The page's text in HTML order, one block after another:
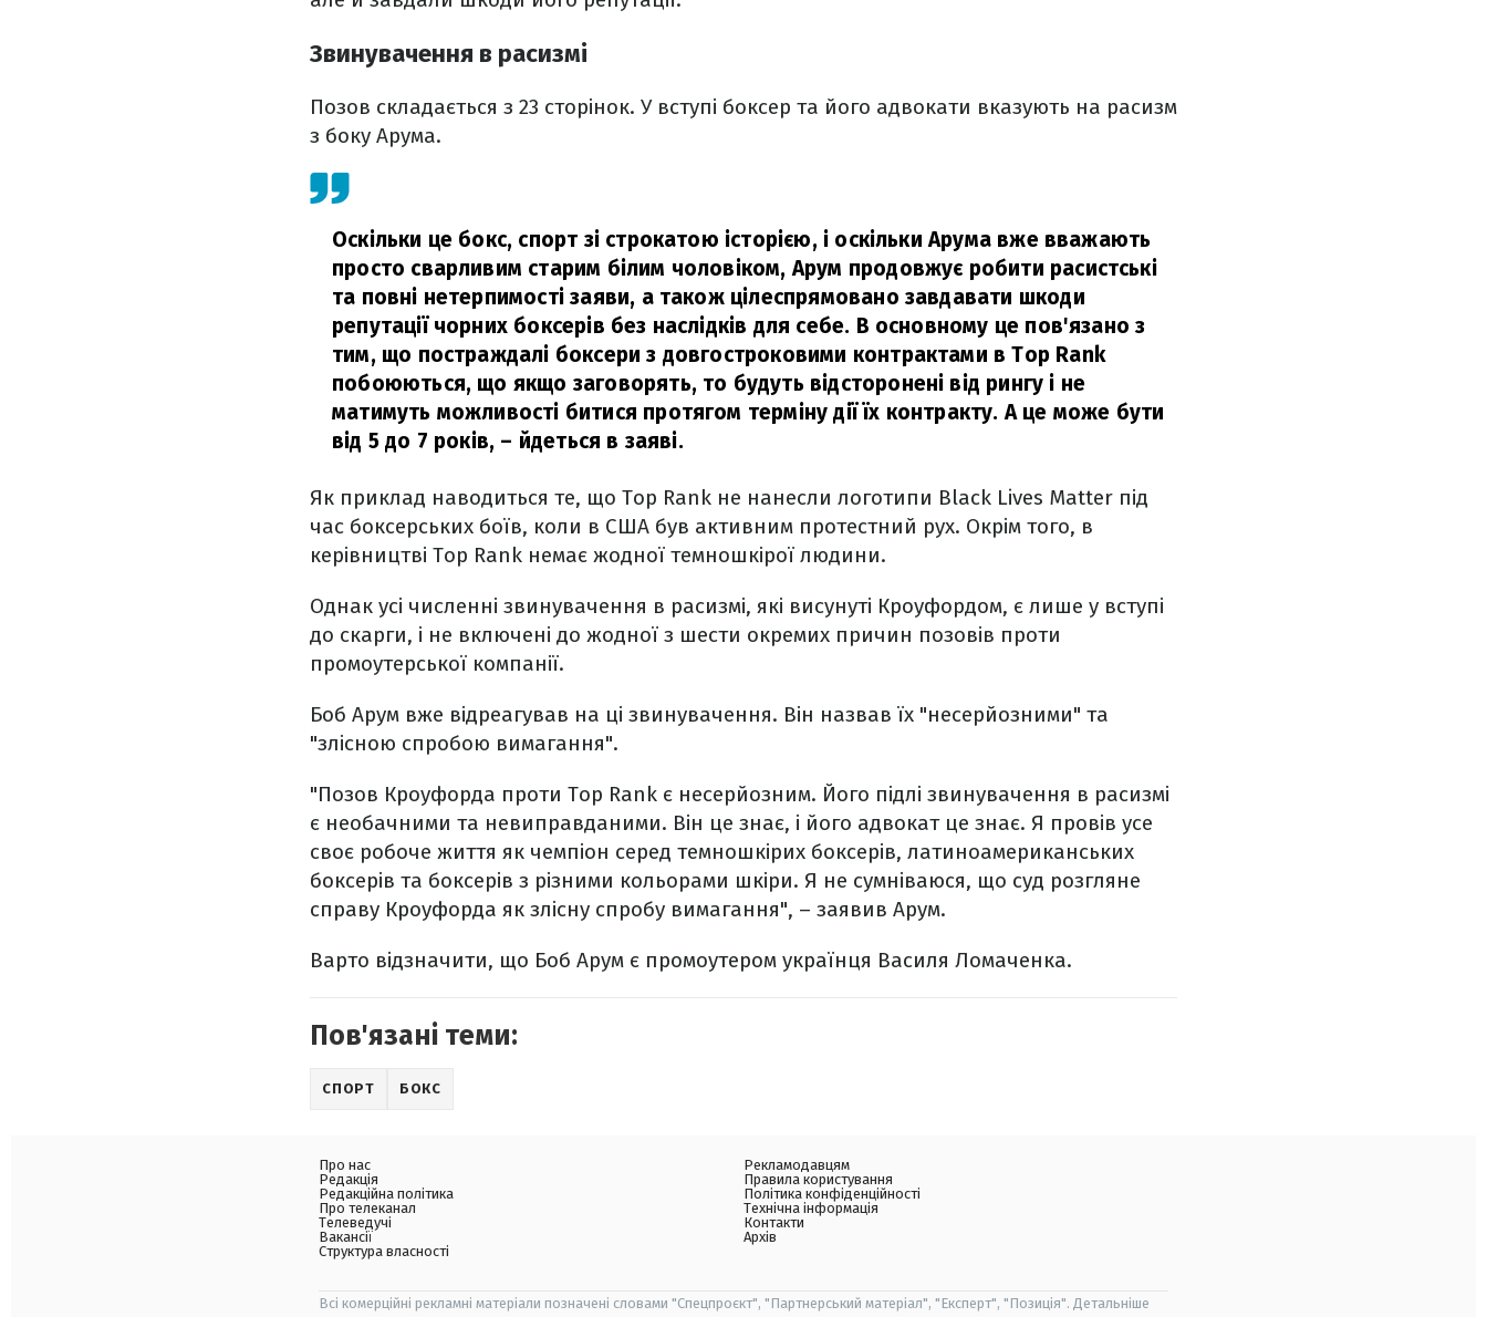
Звинувачення в расизмі
Позов складається з 23 сторінок. У вступі боксер та його адвокати вказують на расизм
з боку Арума.
Оскільки це бокс, спорт зі строкатою історією, і оскільки Арума вже вважають
просто сварливим старим білим чоловіком, Арум продовжує робити расистські
та повні нетерпимості заяви, а також цілеспрямовано завдавати шкоди
репутації чорних боксерів без наслідків для себе. В основному це пов'язано з
тим, що постраждалі боксери з довгостроковими контрактами в Top Rank
побоюються, що якщо заговорять, то будуть відсторонені від рингу і не
матимуть можливості битися протягом терміну дії їх контракту. А це може бути
від 5 до 7 років, – йдеться в заяві.
Як приклад наводиться те, що Top Rank не нанесли логотипи Black Lives Matter під
час боксерських боїв, коли в США був активним протестний рух. Окрім того, в
керівництві Top Rank немає жодної темношкірої людини.
Однак усі численні звинувачення в расизмі, які висунуті Кроуфордом, є лише у вступі
до скарги, і не включені до жодної з шести окремих причин позовів проти
промоутерської компанії.
Боб Арум вже відреагував на ці звинувачення. Він назвав їх "несерйозними" та
"злісною спробою вимагання".
"Позов Кроуфорда проти Top Rank є несерйозним. Його підлі звинувачення в расизмі
є необачними та невиправданими. Він це знає, і його адвокат це знає. Я провів усе
своє робоче життя як чемпіон серед темношкірих боксерів, латиноамериканських
боксерів та боксерів з різними кольорами шкіри. Я не сумніваюся, що суд розгляне
справу Кроуфорда як злісну спробу вимагання", – заявив Арум.
Варто відзначити, що Боб Арум є промоутером українця Василя Ломаченка.
Пов'язані теми:
СПОРТ БОКС
Про нас
Редакція
Редакційна політика
Про телеканал
Телеведучі
Вакансії
Структура власності
Рекламодавцям
Правила користування
Політика конфіденційності
Технічна інформація
Контакти
Архів
Всі комерційні рекламні матеріали позначені словами "Спецпроєкт", "Партнерський матеріал", "Експерт", "Позиція". Детальніше